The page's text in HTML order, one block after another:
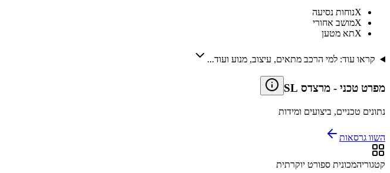
Xנוחות נסיעה
Xמושב אחורי
Xתא מטען
קראו עוד: למי הרכב מתאים, עיצוב, מנוע ועוד...
מפרט טכני - מרצדס SL
נתונים טכניים, ביצועים ומידות
השוו גרסאות
קטגוריהמכונית ספורט יוקרתית